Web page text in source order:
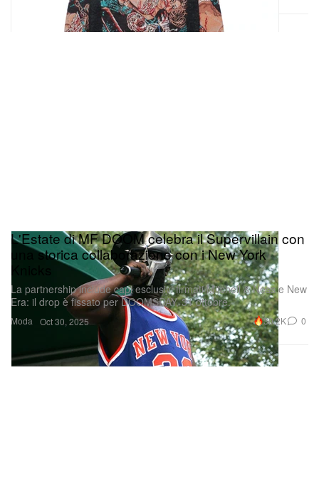
Moda
L'Estate di MF DOOM celebra il Supervillain con
una storica collaborazione con i New York
La partnership include capi esclusivi firmati Mitchell & Ness e New
Era: il drop è fissato per DOOMSDAY, 31 ottobre.
Oct 30, 2025 30.2K 0